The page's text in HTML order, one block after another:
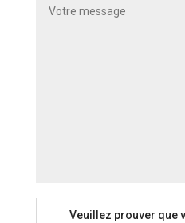
Veuillez prouver que